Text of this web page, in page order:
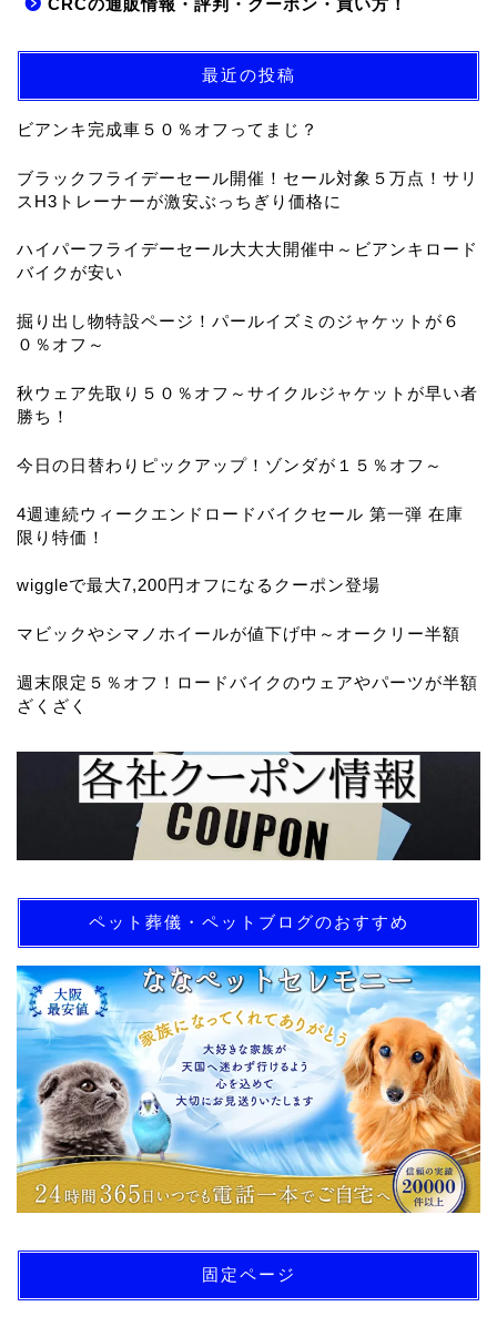
最近の投稿
ビアンキ完成車５０％オフってまじ？
ブラックフライデーセール開催！セール対象５万点！サリ
スH3トレーナーが激安ぶっちぎり価格に
ハイパーフライデーセール大大大開催中～ビアンキロード
バイクが安い
掘り出し物特設ページ！パールイズミのジャケットが６
０％オフ～
秋ウェア先取り５０％オフ～サイクルジャケットが早い者
勝ち！
今日の日替わりピックアップ！ゾンダが１５％オフ～
4週連続ウィークエンドロードバイクセール 第一弾 在庫
限り特価！
wiggleで最大7,200円オフになるクーポン登場
マビックやシマノホイールが値下げ中～オークリー半額
週末限定５％オフ！ロードバイクのウェアやパーツが半額
ざくざく
ペット葬儀・ペットブログのおすすめ
固定ページ